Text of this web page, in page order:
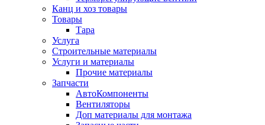
Канц и хоз товары
Товары
Тара
Услуга
Строительные материалы
Услуги и материалы
Прочие материалы
Запчасти
АвтоКомпоненты
Вентиляторы
Доп материалы для монтажа